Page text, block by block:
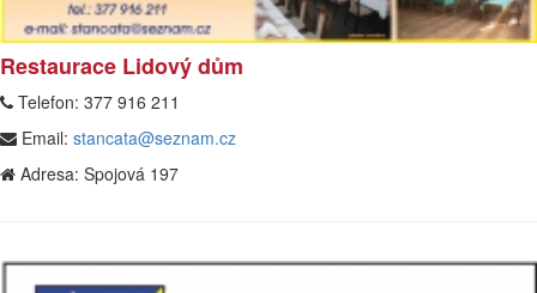
Restaurace Lidový dům
Telefon: 377 916 211
Email: stancata@seznam.cz
Adresa: Spojová 197